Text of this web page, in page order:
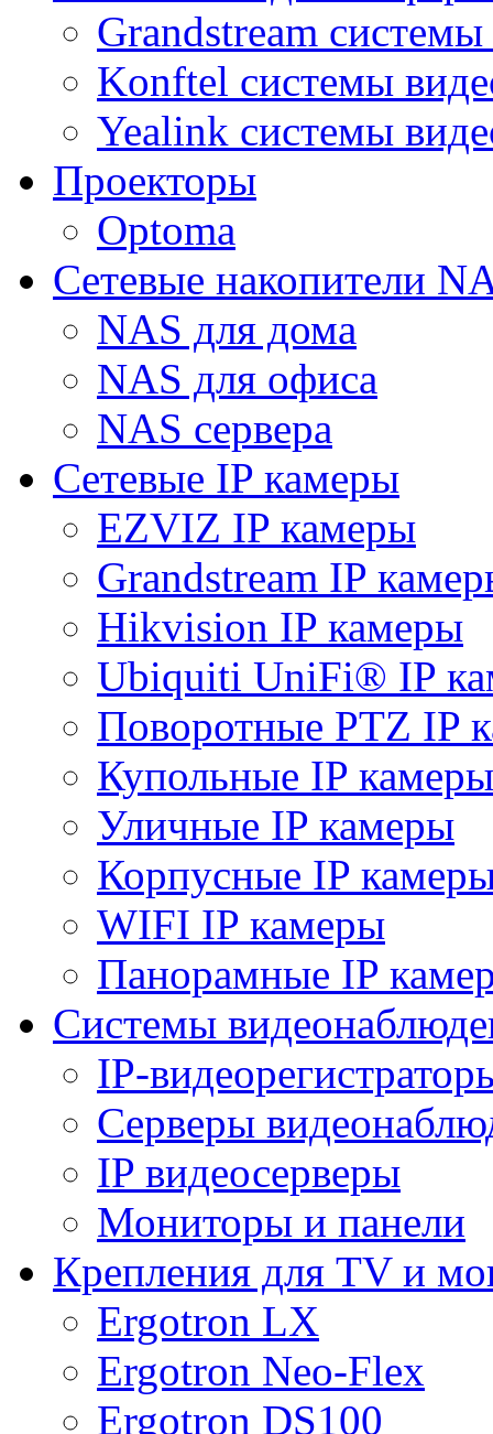
Grandstream
Konftel системы
Yealink системы
Проекторы
Optoma
Сетевые накопители
NAS для дома
NAS для офиса
NAS сервера
Сетевые IP камеры
EZVIZ IP камеры
Grandstream IP
Hikvision IP камеры
Ubiquiti UniFi® IP
Поворотные PTZ IP
Купольные IP камеры
Уличные IP камеры
Корпусные IP
WIFI IP камеры
Панорамные IP
Системы
IP-
Серверы
IP видеосерверы
Мониторы и панели
Крепления для TV и
Ergotron LX
Ergotron Neo-Flex
Ergotron DS100